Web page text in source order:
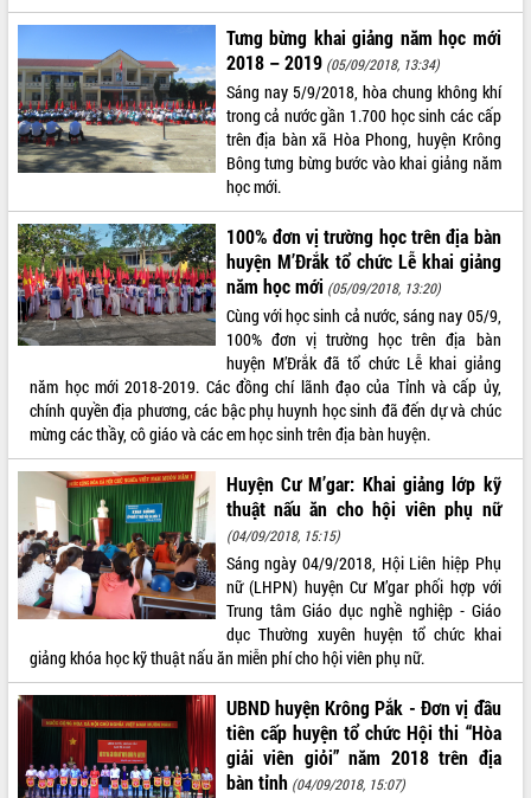
LIÊN KẾT WEB
THỐNG KÊ TRUY CẬP
Hôm nay: 18764
Tất cả: 66031504
Tưng bừng khai giảng năm học mới
2018 – 2019 (05/09/2018, 13:34)
Sáng nay 5/9/2018, hòa chung không khí
trong cả nước gần 1.700 học sinh các cấp
trên địa bàn xã Hòa Phong, huyện Krông
Bông tưng bừng bước vào khai giảng năm
học mới.
100% đơn vị trường học trên địa bàn
huyện M’Đrắk tổ chức Lễ khai giảng
năm học mới (05/09/2018, 13:20)
Cùng với học sinh cả nước, sáng nay 05/9,
100% đơn vị trường học trên địa bàn
huyện M’Đrắk đã tổ chức Lễ khai giảng
năm học mới 2018-2019. Các đồng chí lãnh đạo của Tỉnh và cấp ủy,
chính quyền địa phương, các bậc phụ huynh học sinh đã đến dự và chúc
mừng các thầy, cô giáo và các em học sinh trên địa bàn huyện.
Huyện Cư M’gar: Khai giảng lớp kỹ
thuật nấu ăn cho hội viên phụ nữ
(04/09/2018, 15:15)
Sáng ngày 04/9/2018, Hội Liên hiệp Phụ
nữ (LHPN) huyện Cư M’gar phối hợp với
Trung tâm Giáo dục nghề nghiệp - Giáo
dục Thường xuyên huyện tổ chức khai
giảng khóa học kỹ thuật nấu ăn miễn phí cho hội viên phụ nữ.
UBND huyện Krông Pắk - Đơn vị đầu
tiên cấp huyện tổ chức Hội thi “Hòa
giải viên giỏi” năm 2018 trên địa
bàn tỉnh (04/09/2018, 15:07)